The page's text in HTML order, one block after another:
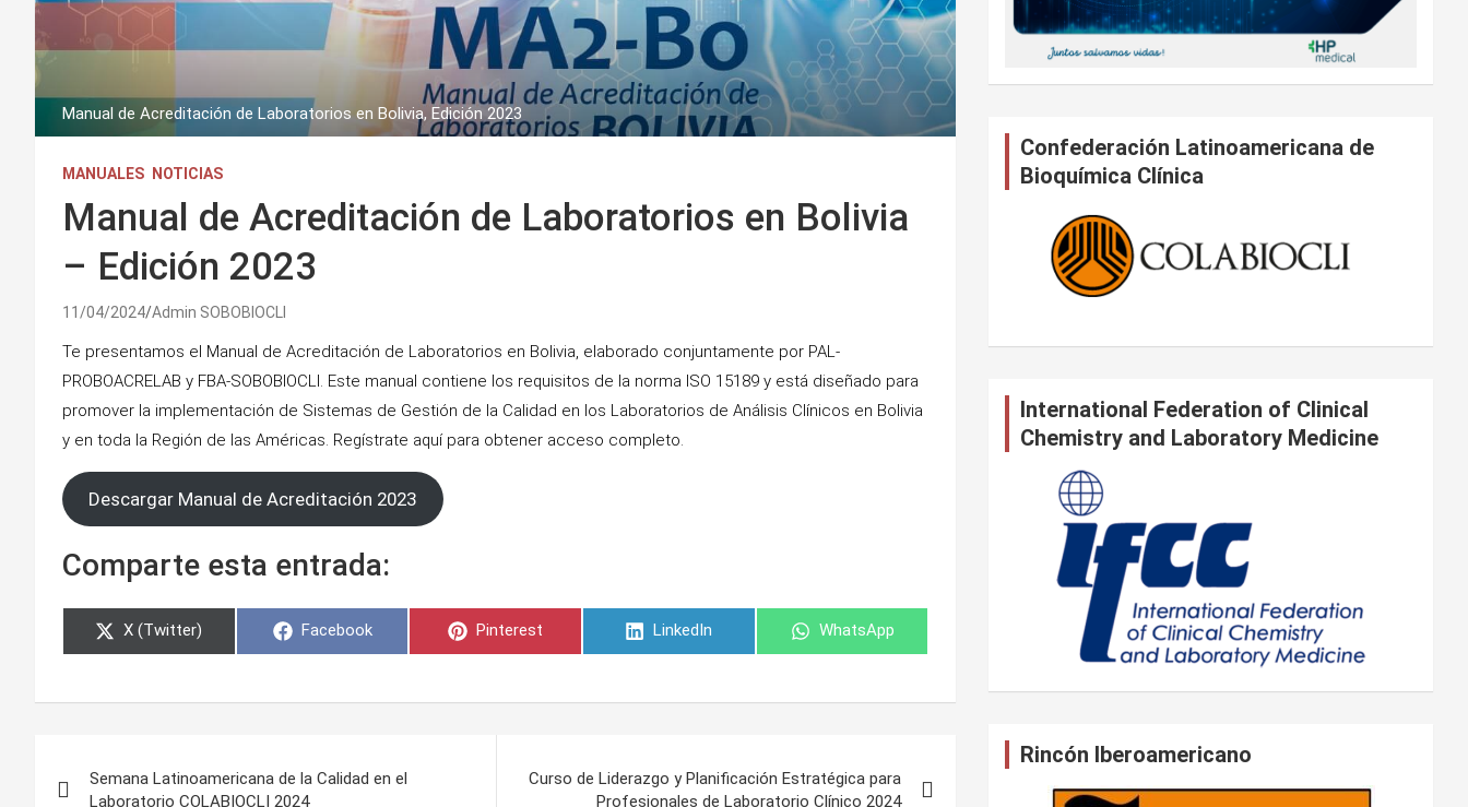
Manual de Acreditación de Laboratorios en Bolivia, Edición 2023
MANUALES NOTICIAS
Manual de Acreditación de Laboratorios en Bolivia
– Edición 2023
11/04/2024 Admin SOBOBIOCLI
Te presentamos el Manual de Acreditación de Laboratorios en Bolivia, elaborado conjuntamente por PAL-
PROBOACRELAB y FBA-SOBOBIOCLI. Este manual contiene los requisitos de la norma ISO 15189 y está diseñado para
promover la implementación de Sistemas de Gestión de la Calidad en los Laboratorios de Análisis Clínicos en Bolivia
y en toda la Región de las Américas. Regístrate aquí para obtener acceso completo.
Descargar Manual de Acreditación 2023
Comparte esta entrada:
Compartir
X (Twitter)
Compartir
Facebook
Compartir
Pinterest
Compartir
LinkedIn
Compartir
WhatsApp
Semana Latinoamericana de la Calidad en el
Laboratorio COLABIOCLI 2024
Curso de Liderazgo y Planificación Estratégica para
Profesionales de Laboratorio Clínico 2024
Confederación Latinoamericana de
Bioquímica Clínica
International Federation of Clinical
Chemistry and Laboratory Medicine
Rincón Iberoamericano